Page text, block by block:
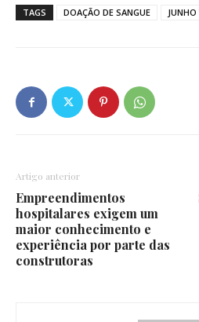
TAGS DOAÇÃO DE SANGUE JUNHO
Artigo anterior
Empreendimentos
hospitalares exigem um
maior conhecimento e
experiência por parte das
construtoras